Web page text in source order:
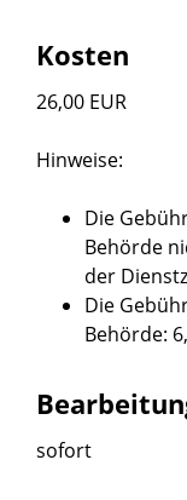
Kosten
26,00 EUR
Hinweise:
Die
Behörde
der
Die
Behörde:
sofort